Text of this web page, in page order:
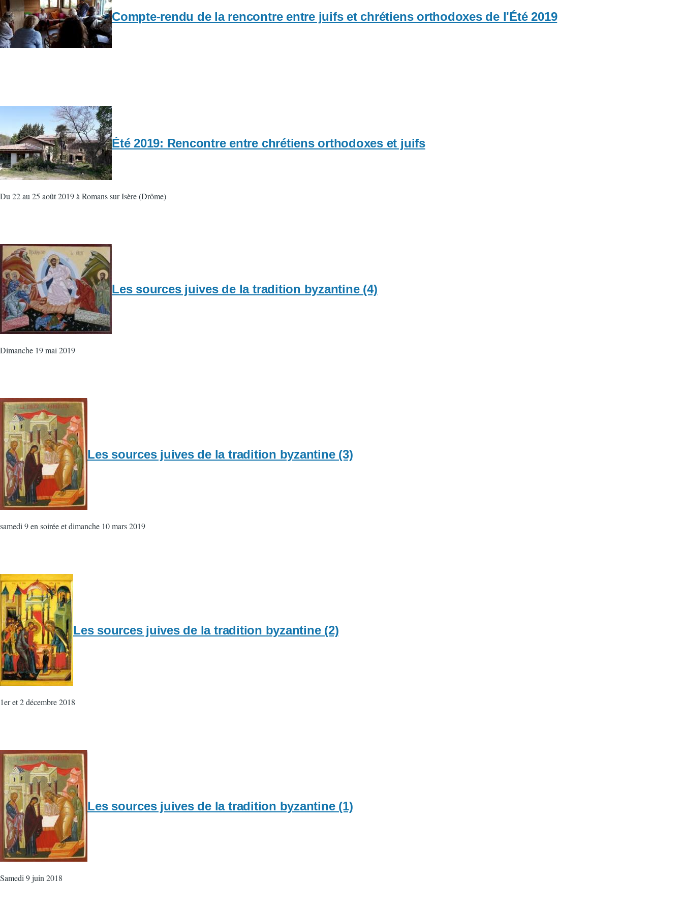
Compte-rendu de la rencontre entre juifs et chrétiens orthodoxes de l'Été 2019
Été 2019: Rencontre entre chrétiens orthodoxes et juifs
Du 22 au 25 août 2019 à Romans sur Isère (Drôme)
Les sources juives de la tradition byzantine (4)
Dimanche 19 mai 2019
Les sources juives de la tradition byzantine (3)
samedi 9 en soirée et dimanche 10 mars 2019
Les sources juives de la tradition byzantine (2)
1er et 2 décembre 2018
Les sources juives de la tradition byzantine (1)
Samedi 9 juin 2018